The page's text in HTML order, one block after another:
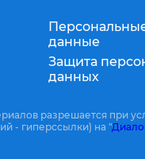
данные
Защита
данных
разрешается при
- гиперссылки) на "